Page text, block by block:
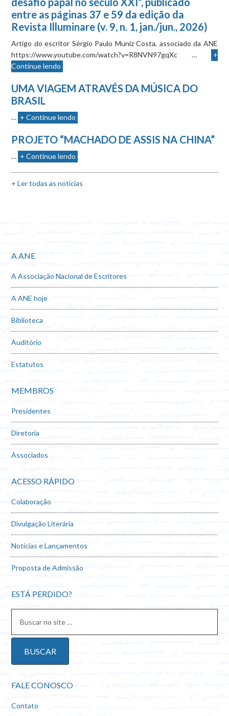
entre as páginas 37 e 59 da edição da
Revista Illuminare (v. 9, n. 1, jan./jun., 2026)
Artigo do escritor Sérgio Paulo Muniz Costa, associado da ANE
https://www.youtube.com/watch?v=R8NVN97gqXc …
+
Continue lendo
UMA VIAGEM ATRAVÉS DA MÚSICA DO
BRASIL
… + Continue lendo
PROJETO “MACHADO DE ASSIS NA CHINA”
… + Continue lendo
+ Ler todas as notícias
A ANE
A Associação Nacional de Escritores
A ANE hoje
Biblioteca
Auditório
Estatutos
MEMBROS
Presidentes
Diretoria
Associados
ACESSO RÁPIDO
Colaboração
Divulgação Literária
Notícias e Lançamentos
Proposta de Admissão
ESTÁ PERDIDO?
FALE CONOSCO
Contato